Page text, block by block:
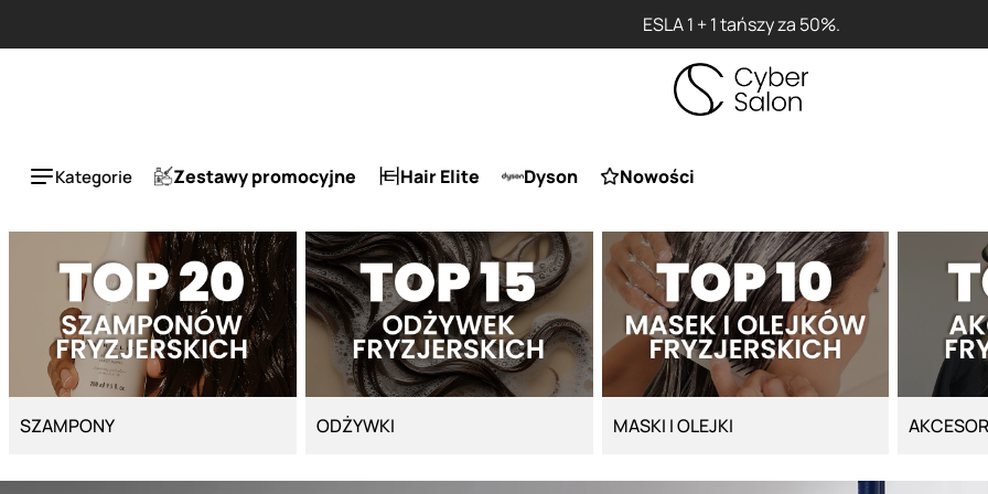
ESLA 1 + 1 tańszy za 50%.
Kategorie Zestawy promocyjne Hair Elite Dyson Nowości
SZAMPONY ODŻYWKI MASKI I OLEJKI